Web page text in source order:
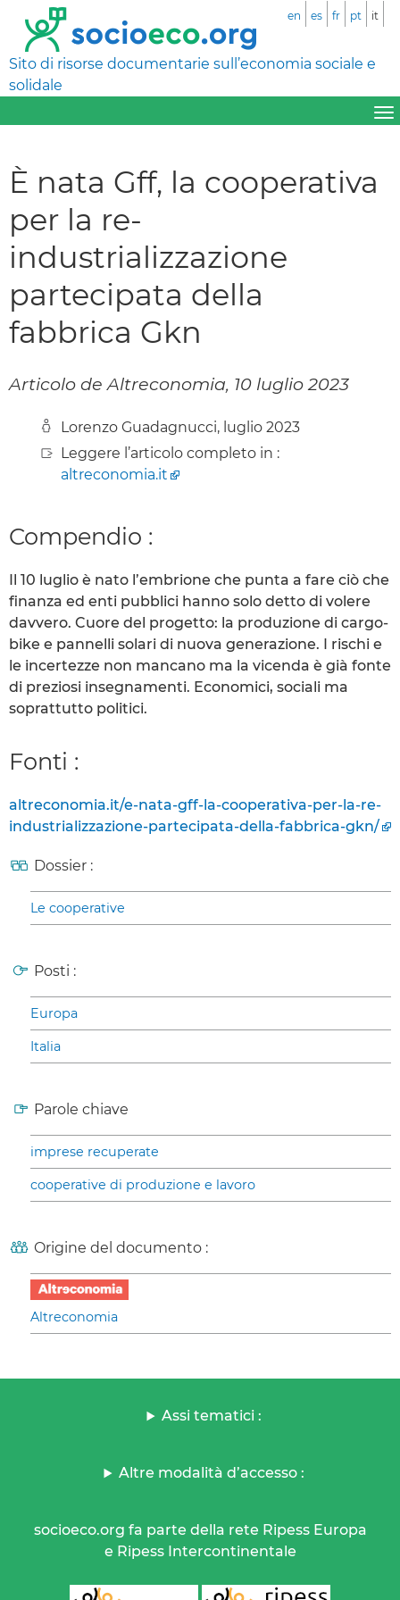
Sito di risorse documentarie sull’economia sociale e
solidale
en es fr pt it
È nata Gff, la cooperativa
per la re-
industrializzazione
partecipata della
fabbrica Gkn
Articolo de Altreconomia, 10 luglio 2023
Lorenzo Guadagnucci, luglio 2023
Leggere l’articolo completo in :
altreconomia.it
Compendio :
Il 10 luglio è nato l’embrione che punta a fare ciò che
finanza ed enti pubblici hanno solo detto di volere
davvero. Cuore del progetto: la produzione di cargo-
bike e pannelli solari di nuova generazione. I rischi e
le incertezze non mancano ma la vicenda è già fonte
di preziosi insegnamenti. Economici, sociali ma
soprattutto politici.
Fonti :
altreconomia.it/e-nata-gff-la-cooperativa-per-la-re-
industrializzazione-partecipata-della-fabbrica-gkn/
Dossier :
Le cooperative
Posti :
Europa
Italia
Parole chiave
imprese recuperate
cooperative di produzione e lavoro
Origine del documento :
Altreconomia
Assi tematici :
Altre modalità d’accesso :
socioeco.org fa parte della rete Ripess Europa
e Ripess Intercontinentale